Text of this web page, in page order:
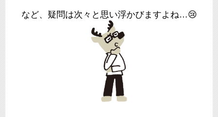
など、疑問は次々と思い浮かびますよね…😢